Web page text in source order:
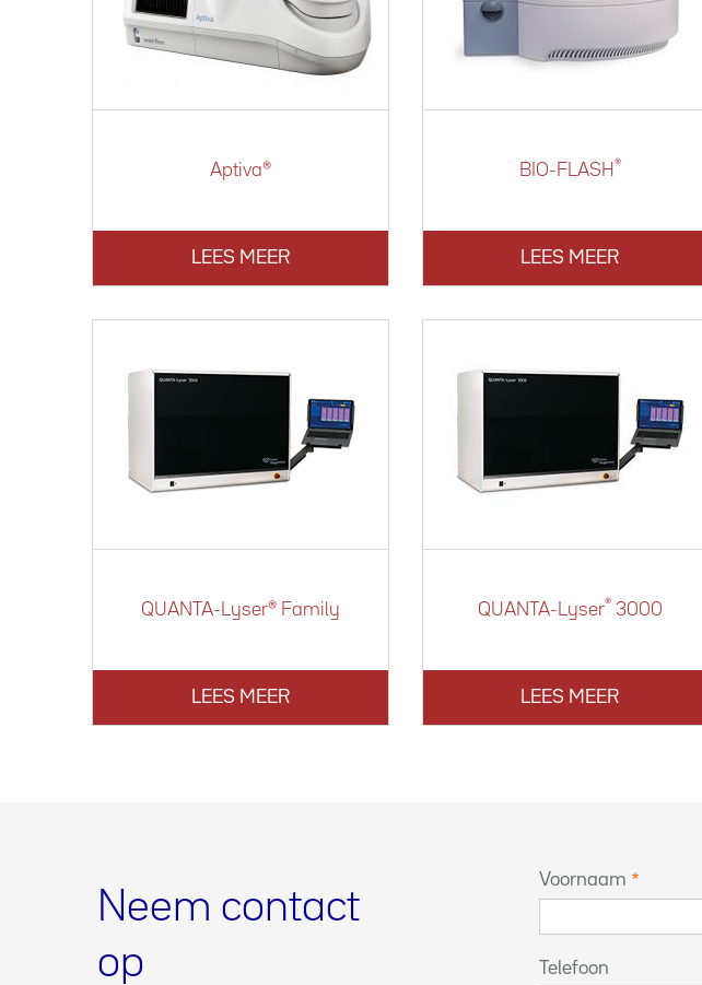
Aptiva®
LEES MEER
BIO-­FLASH®
LEES MEER
QUANTA-Lyser® Family
LEES MEER
QUANTA-Lyser® 3000
LEES MEER
Neem contact
op
Voornaam
Telefoon